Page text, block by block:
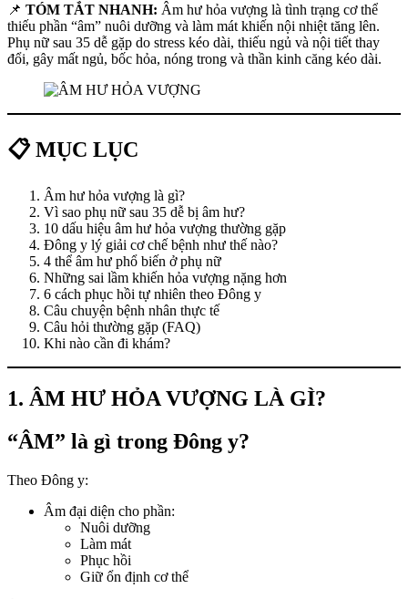
📌 TÓM TẮT NHANH: Âm hư hỏa vượng là tình trạng cơ thể
thiếu phần “âm” nuôi dưỡng và làm mát khiến nội nhiệt tăng lên.
Phụ nữ sau 35 dễ gặp do stress kéo dài, thiếu ngủ và nội tiết thay
đổi, gây mất ngủ, bốc hỏa, nóng trong và thần kinh căng kéo dài.
📋 MỤC LỤC
Âm hư hỏa vượng là gì?
Vì sao phụ nữ sau 35 dễ bị âm hư?
10 dấu hiệu âm hư hỏa vượng thường gặp
Đông y lý giải cơ chế bệnh như thế nào?
4 thể âm hư phổ biến ở phụ nữ
Những sai lầm khiến hỏa vượng nặng hơn
6 cách phục hồi tự nhiên theo Đông y
Câu chuyện bệnh nhân thực tế
Câu hỏi thường gặp (FAQ)
Khi nào cần đi khám?
1. ÂM HƯ HỎA VƯỢNG LÀ GÌ?
“ÂM” là gì trong Đông y?
Theo Đông y:
Âm đại diện cho phần:
Nuôi dưỡng
Làm mát
Phục hồi
Giữ ổn định cơ thể